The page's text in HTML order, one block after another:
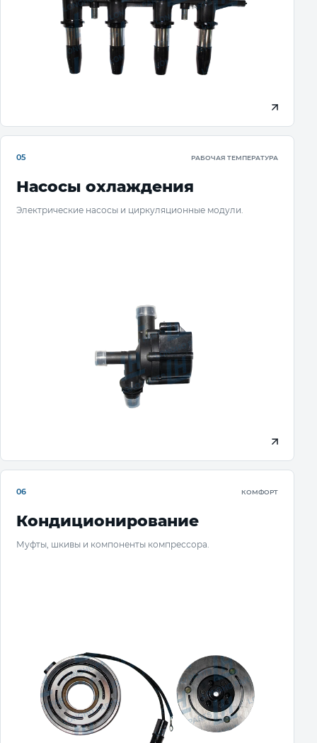
05 РАБОЧАЯ ТЕМПЕРАТУРА
Насосы охлаждения
Электрические насосы и циркуляционные модули.
06 КОМФОРТ
Кондиционирование
Муфты, шкивы и компоненты компрессора.